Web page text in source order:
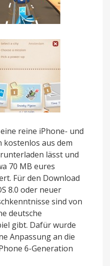
reine iPhone- und
kostenlos aus dem
lässt und
70 MB eures
Für den Download
8.0 oder neuer
sind von
deutsche
gibt. Dafür wurde
Anpassung an die
6-Generation